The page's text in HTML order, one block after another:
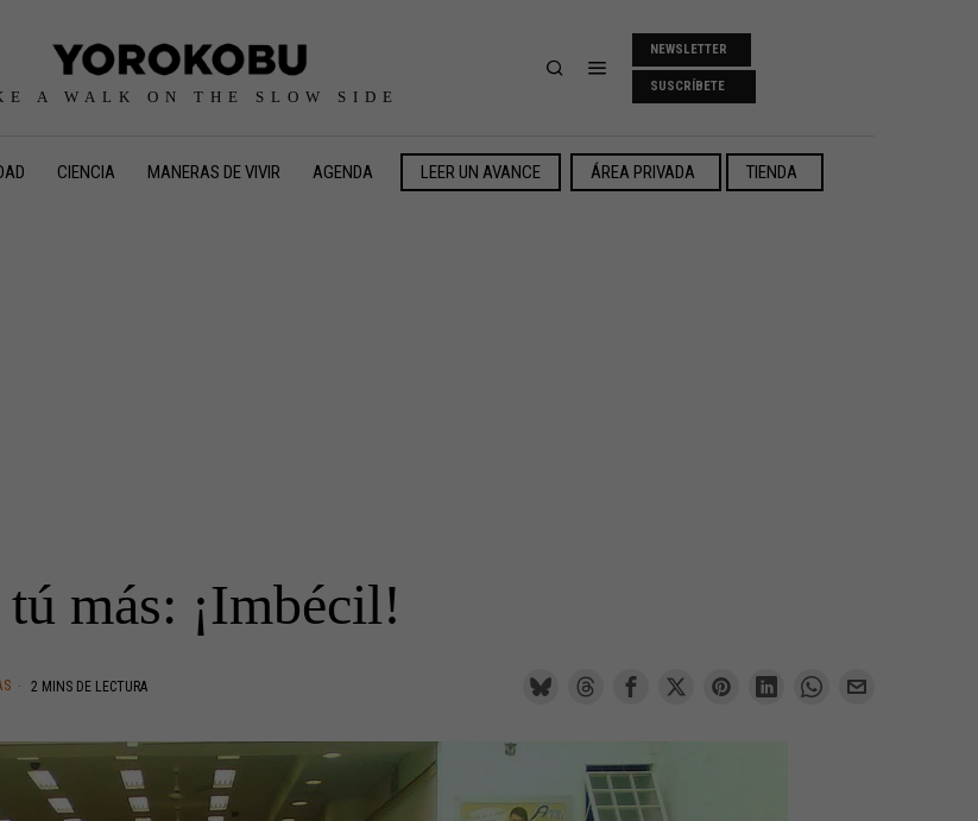
A WALK ON THE SLOW SIDE
NEWSLETTER
SUSCRÍBETE
CIENCIA MANERAS DE VIVIR AGENDA LEER UN AVANCE ÁREA PRIVADA TIENDA
más: ¡Imbécil!
2 MINS DE LECTURA